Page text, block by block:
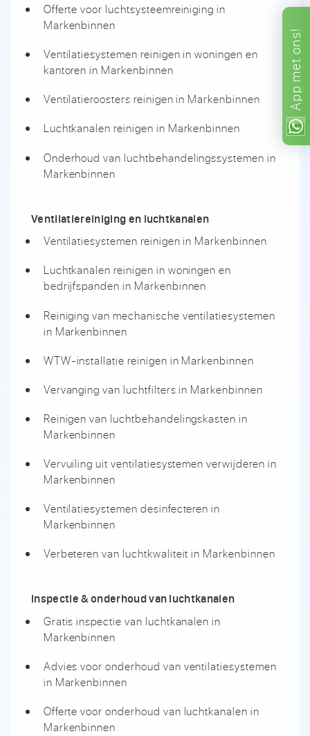
App
met
ons!
Offerte voor luchtsysteemreiniging in
Markenbinnen
Ventilatiesystemen reinigen in woningen en
kantoren in Markenbinnen
Ventilatieroosters reinigen in Markenbinnen
Luchtkanalen reinigen in Markenbinnen
Onderhoud van luchtbehandelingssystemen in
Markenbinnen
Ventilatiereiniging en luchtkanalen
Ventilatiesystemen reinigen in Markenbinnen
Luchtkanalen reinigen in woningen en
bedrijfspanden in Markenbinnen
Reiniging van mechanische ventilatiesystemen
in Markenbinnen
WTW-installatie reinigen in Markenbinnen
Vervanging van luchtfilters in Markenbinnen
Reinigen van luchtbehandelingskasten in
Markenbinnen
Vervuiling uit ventilatiesystemen verwijderen in
Markenbinnen
Ventilatiesystemen desinfecteren in
Markenbinnen
Verbeteren van luchtkwaliteit in Markenbinnen
Inspectie & onderhoud van luchtkanalen
Gratis inspectie van luchtkanalen in
Markenbinnen
Advies voor onderhoud van ventilatiesystemen
in Markenbinnen
Offerte voor onderhoud van luchtkanalen in
Markenbinnen